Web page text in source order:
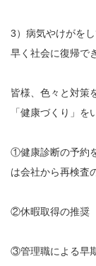
3）病気やけがを
早く社会に復帰で
皆様、色々と対策
「健康づくり」
①健康診断の予約
は会社から再検査
②休暇取得の推奨
③管理職による早